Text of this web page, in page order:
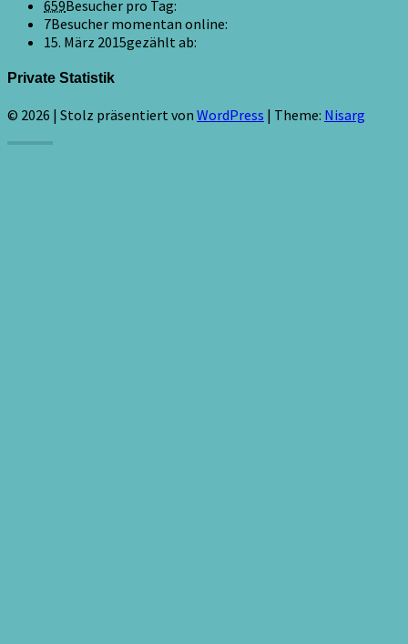
659Besucher pro Tag:
7Besucher momentan online:
15. März 2015gezählt ab:
Private Statistik
© 2026 | Stolz präsentiert von WordPress | Theme: Nisarg